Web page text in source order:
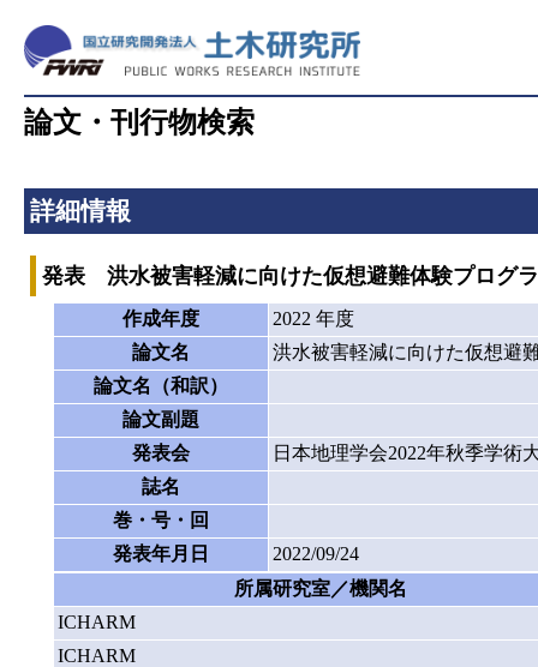
論文・刊行物検索
詳細情報
発表 洪水被害軽減に向けた仮想避難体験プログ
作成年度
2022 年度
論文名
洪水被害軽減に向けた仮想避
論文名（和訳）
論文副題
発表会
日本地理学会2022年秋季学術
誌名
巻・号・回
発表年月日
2022/09/24
所属研究室／機関名
ICHARM
ICHARM